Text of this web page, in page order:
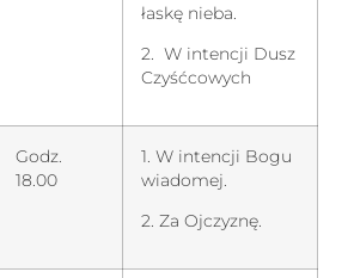
łaskę nieba.
2. W intencji Dusz
Czyśćcowych
Godz.
18.00
1. W intencji Bogu
wiadomej.
2. Za Ojczyznę.